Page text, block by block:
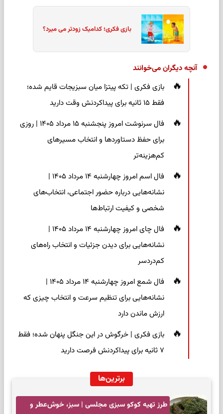
بازی فکری؛ کدامیک زودتر می میرد؟
آنچه دیگران می‌خوانند
بازی فکری | تکه پیتزا میان سبزیجات قایم شده؛
فقط ۱۵ ثانیه برای پیداکردنش وقت دارید
فال سرنوشت امروز پنجشنبه ۱۵ مرداد ۱۴۰۵ | روزی
برای حفظ دستاوردها و انتخاب مسیرهای
کم‌هزینه‌تر
فال اسم امروز چهارشنبه ۱۴ مرداد ۱۴۰۵ |
نشانه‌هایی درباره حضور اجتماعی، انتخاب‌های
شخصی و کیفیت ارتباط‌ها
فال چای امروز چهارشنبه ۱۴ مرداد ۱۴۰۵ |
نشانه‌هایی برای دیدن جزئیات و انتخاب راه‌های
کم‌دردسر
فال شمع امروز چهارشنبه ۱۴ مرداد ۱۴۰۵ |
نشانه‌هایی برای تنظیم سرعت و انتخاب چیزی که
ارزش ماندن دارد
بازی فکری | خرگوش در این جنگل پنهان شده؛ فقط
۷ ثانیه برای پیداکردنش فرصت دارید
برترین‌ها
طرز تهیه کوکو سبزی مجلسی | سبز، خوش‌عطر و